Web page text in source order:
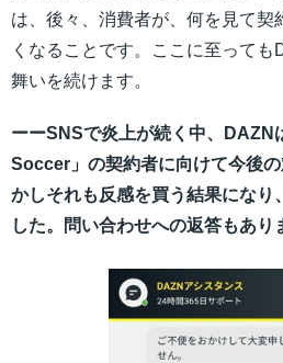
は、後々、消費者が、何を見て契
くなることです。ここに至って
舞いを続けます。
ーーSNSで炎上が続く中、DAZN
Soccer」の契約者に向けて今後
かしそれも反感を買う結果になり
した。
問い合わせへの返答もあり